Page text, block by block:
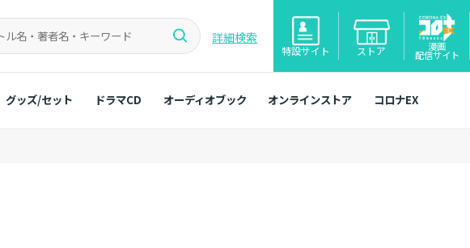
詳細検索
特設サイト ストア 漫画
配信サイト
グッズ/セット ドラマCD オーディオブック オンラインストア コロナEX